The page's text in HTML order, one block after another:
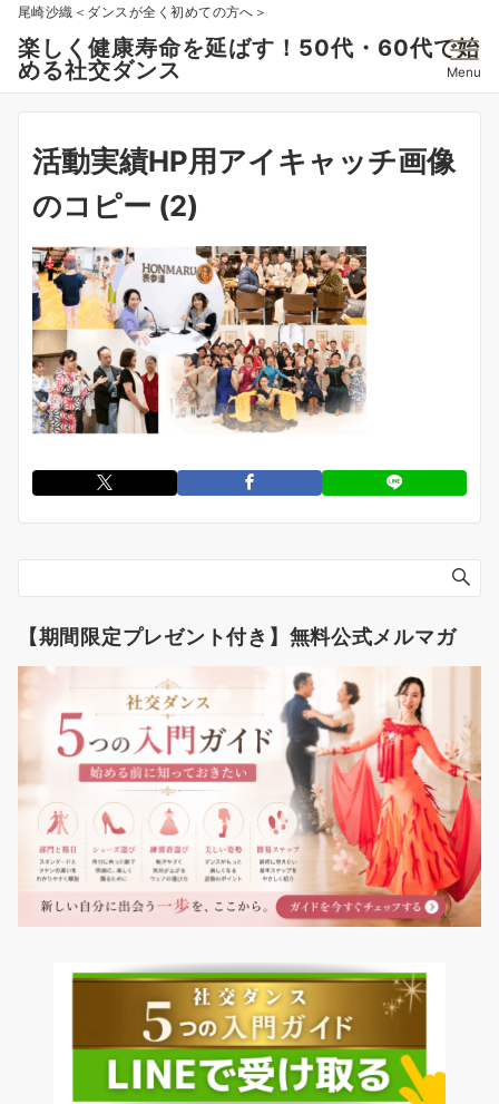
尾崎沙織＜ダンスが全く初めての方へ＞
楽しく健康寿命を延ばす！50代・60代で始
める社交ダンス
Menu
活動実績HP用アイキャッチ画像
のコピー (2)
【期間限定プレゼント付き】無料公式メルマガ